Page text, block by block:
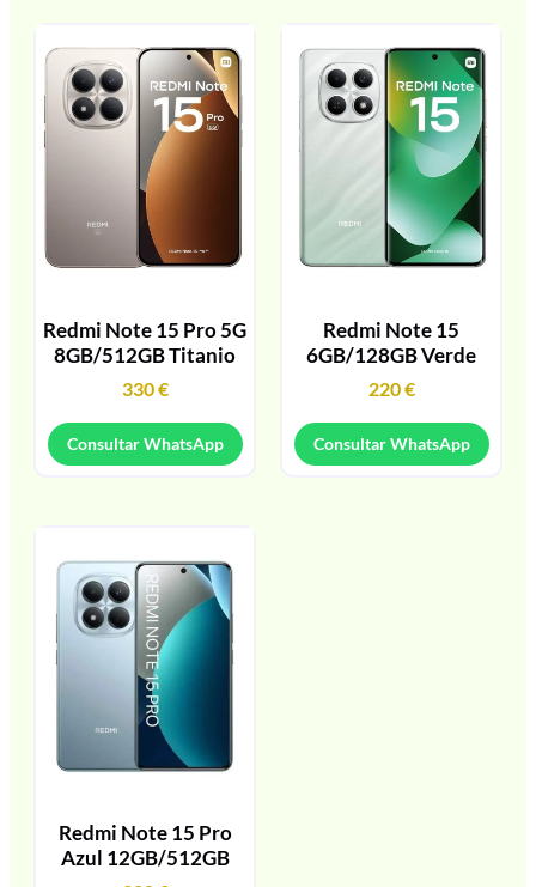
Redmi Note 15 Pro 5G
8GB/512GB Titanio
330€
Consultar WhatsApp
Redmi Note 15
6GB/128GB Verde
220€
Consultar WhatsApp
Redmi Note 15 Pro
Azul 12GB/512GB